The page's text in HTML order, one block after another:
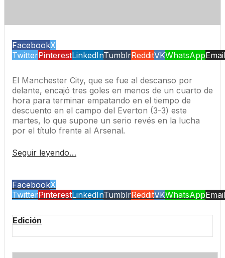
FacebookX
TwitterPinterestLinkedInTumblrRedditVKWhatsAppEmail
El Manchester City, que se fue al descanso por
delante, encajó tres goles en menos de un cuarto de
hora para terminar empatando en el tiempo de
descuento en el campo del Everton (3-3) este
martes, lo que supone un serio revés en la lucha
por el título frente al Arsenal.
Seguir leyendo…
FacebookX
TwitterPinterestLinkedInTumblrRedditVKWhatsAppEmail
Edición